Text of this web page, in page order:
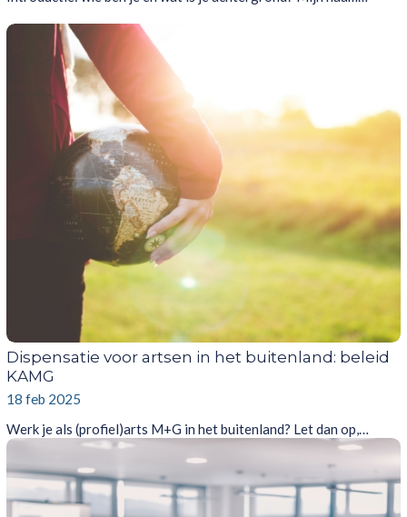
Dispensatie voor artsen in het buitenland: beleid
KAMG
18 feb 2025
Werk je als (profiel)arts M+G in het buitenland? Let dan op,…